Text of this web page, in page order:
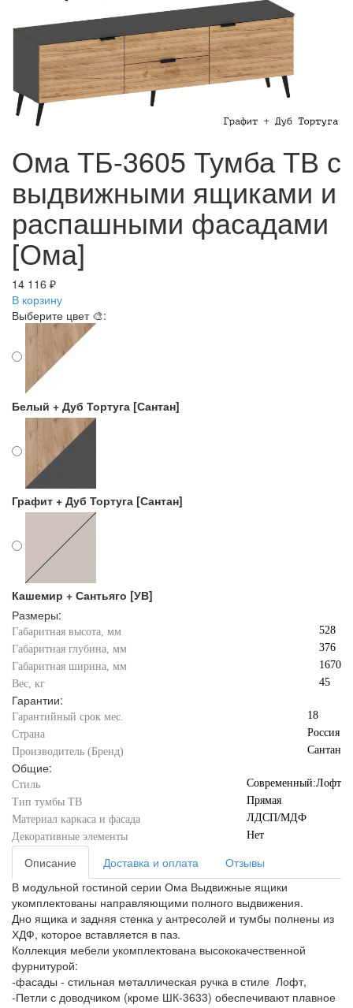
Ома ТБ-3605 Тумба ТВ с
выдвижными ящиками и
распашными фасадами
[Ома]
14 116 ₽
В корзину
Выберите цвет 🎨:
Белый + Дуб Тортуга [Сантан]
Графит + Дуб Тортуга [Сантан]
Кашемир + Сантьяго [УВ]
Размеры:
Габаритная высота, мм
528
Габаритная глубина, мм
376
Габаритная ширина, мм
1670
Вес, кг
45
Гарантии:
Гарантийный срок мес.
18
Страна
Россия
Производитель (Бренд)
Сантан
Общие:
Стиль
Современный:Лофт
Тип тумбы ТВ
Прямая
Материал каркаса и фасада
ЛДСП/МДФ
Декоративные элементы
Нет
Описание Доставка и оплата
Отзывы
В модульной гостиной серии Ома Выдвижные ящики
укомплектованы направляющими полного выдвижения.
Дно ящика и задняя стенка у антресолей и тумбы полнены из
ХДФ, которое вставляется в паз.
Коллекция мебели укомплектована высококачественной
фурнитурой:
-фасады - стильная металлическая ручка в стиле Лофт,
-Петли с доводчиком (кроме ШК-3633) обеспечивают плавное